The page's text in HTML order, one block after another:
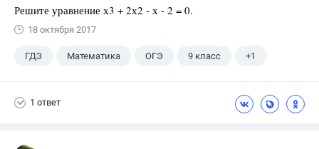
Решите уравнение х3 + 2х2 - х - 2 = 0.
18 октября 2017
ГДЗ Математика ОГЭ 9 класс +1
1 ответ